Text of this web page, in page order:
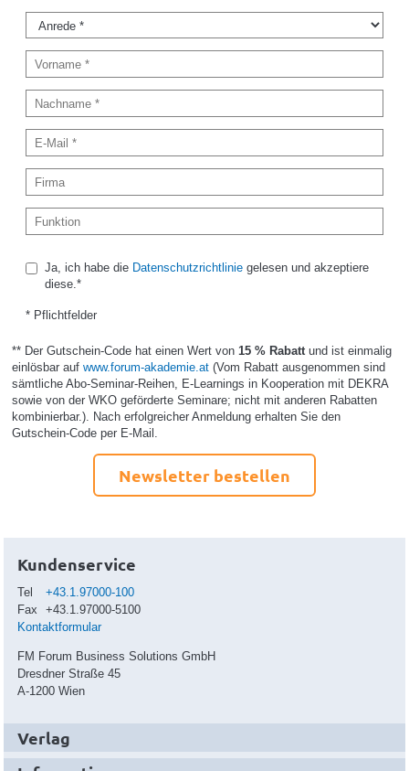
Ja, ich habe die Datenschutzrichtliniegelesen und akzeptiere
diese.*
* Pflichtfelder
** Der Gutschein-Code hat einen Wert von 15 % Rabatt und ist einmalig
einlösbar auf www.forum-akademie.at(Vom Rabatt ausgenommen sind
sämtliche Abo-Seminar-Reihen, E-Learnings in Kooperation mit DEKRA
sowie von der WKO geförderte Seminare; nicht mit anderen Rabatten
kombinierbar.). Nach erfolgreicher Anmeldung erhalten Sie den
Gutschein-Code per E-Mail.
Newsletter bestellen
Kundenservice
Tel
+43.1.97000-100
Fax
+43.1.97000-5100
Kontaktformular
FM Forum Business Solutions GmbH
Dresdner Straße 45
A-1200 Wien
Verlag